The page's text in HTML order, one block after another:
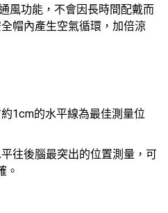
風功能，不會因長時間配戴而
帽內產生空氣循環，加倍涼
1cm的水平線為最佳測量位
往後腦最突出的位置測量，可
。